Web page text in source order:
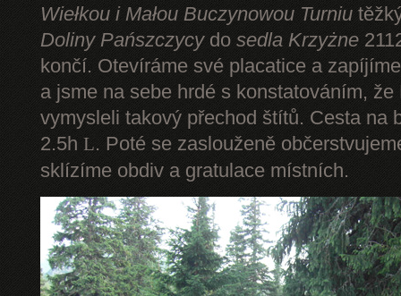
Wiełkou i Małou Buczynowou Turniu
Doliny Pańszczycydo sedla Krzyżne
končí. Otevíráme své placatice a
a jsme na sebe hrdé s konstatováním,
vymysleli takový přechod štítů. Cesta na
2.5h L. Poté se zaslouženě
sklízíme obdiv a gratulace místních.